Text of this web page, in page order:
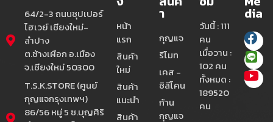
64/2-3 ถนนซุปเปอร์
ไฮเวย์ เชียงใหม่-
ลำปาง
ต.ช้างเผือก อ.เมือง
จ.เชียงใหม่ 50300
T.S.K.STORE (ศูนย์
กุญแจกรุงเทพฯ)
86/56 หมู่ 5 ซ.บุญศิริ
หน้า
แรก
สินค้า
ใหม่
สินค้า
แนะนำ
สินค้า
า
กุญแจ
รีโมท
เคส -
ซิลีโคน
ก้าน
กุญแจ
วันนี้ : 111
คน
เมื่อวาน :
102 คน
ทั้งหมด :
189520
คน
dia